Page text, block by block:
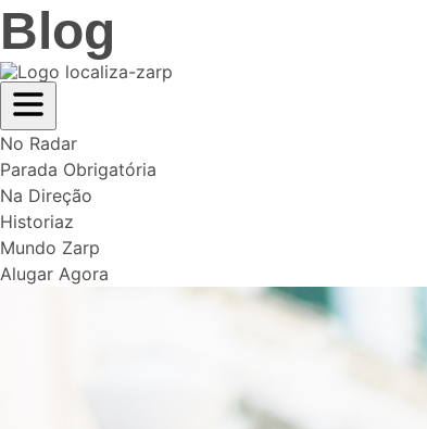
Blog
No Radar
Parada Obrigatória
Na Direção
Historiaz
Mundo Zarp
Alugar Agora